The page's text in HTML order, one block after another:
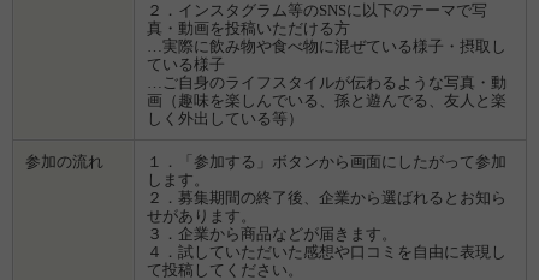
２．インスタグラム等のSNSに以下のテーマで写
真・動画を投稿いただける方
…実際に飲み物や食べ物に混ぜている様子・摂取し
ている様子
…ご自身のライフスタイルが伝わるような写真・動
画（趣味を楽しんでいる、孫と遊んでる、友人と楽
しく外出している等）
参加の流れ
１．「参加する」ボタンから画面にしたがって参加
します。
２．募集期間の終了後、企業から選ばれるとお知ら
せがあります。
３．企業から商品などが届きます。
４．試していただいた感想や口コミを自由に表現し
て投稿してください。